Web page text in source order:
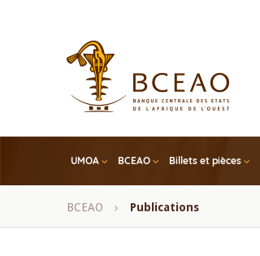
UMOA BCEAO Billets et pièces
Fil
BCEAO Publications